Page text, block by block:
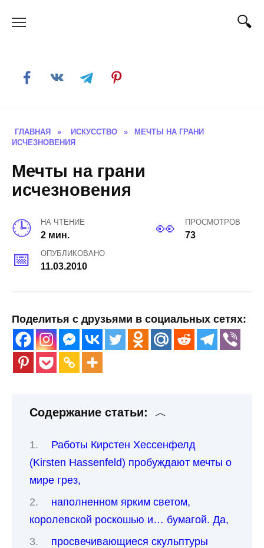
ГЛАВНАЯ » ИСКУССТВО »
МЕЧТЫ НА ГРАНИ
ИСЧЕЗНОВЕНИЯ
Мечты на грани
исчезновения
НА ЧТЕНИЕ
2 мин.
ПРОСМОТРОВ
73
ОПУБЛИКОВАНО
11.03.2010
Поделитья с друзьями в социальных сетях:
Содержание статьи:
Работы Кирстен Хессенфелд
(Kirsten Hassenfeld) пробуждают мечты о
мире грез,
наполненном ярким светом,
королевской роскошью и… бумагой. Да,
просвечивающиеся скульптуры